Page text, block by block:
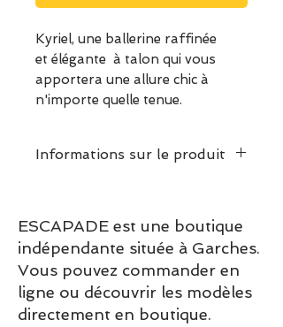
Kyriel, une ballerine raffinée
et élégante à talon qui vous
apportera une allure chic à
n'importe quelle tenue.
Informations sur le produit
Semelle extérieure :
SYNTHETIQUE
Hauteur : DE 3,5 CM
ESCAPADE est une boutique
indépendante située à Garches.
Vous pouvez commander en
ligne ou découvrir les modèles
directement en boutique.